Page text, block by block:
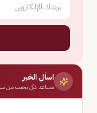
اسأل الخبر
مساعد ذكي يجيب من